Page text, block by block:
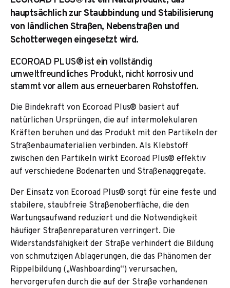
hauptsächlich zur Staubbindung und Stabilisierung
von ländlichen Straßen, Nebenstraßen und
Schotterwegen eingesetzt wird.
ECOROAD PLUS® ist ein vollständig
umweltfreundliches Produkt, nicht korrosiv und
stammt vor allem aus erneuerbaren Rohstoffen.
Die Bindekraft von Ecoroad Plus® basiert auf
natürlichen Ursprüngen, die auf intermolekularen
Kräften beruhen und das Produkt mit den Partikeln der
Straßenbaumaterialien verbinden. Als Klebstoff
zwischen den Partikeln wirkt Ecoroad Plus® effektiv
auf verschiedene Bodenarten und Straßenaggregate.
Der Einsatz von Ecoroad Plus® sorgt für eine feste und
stabilere, staubfreie Straßenoberfläche, die den
Wartungsaufwand reduziert und die Notwendigkeit
häufiger Straßenreparaturen verringert. Die
Widerstandsfähigkeit der Straße verhindert die Bildung
von schmutzigen Ablagerungen, die das Phänomen der
Rippelbildung („Washboarding“) verursachen,
hervorgerufen durch die auf der Straße vorhandenen